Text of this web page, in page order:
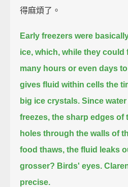
得麻煩了。
Early freezers were
ice, which, while they could
many hours or even days
gives fluid within cells the
big ice crystals. Since
freezes, the sharp edges of
holes through the walls of
food thaws, the fluid leaks
grosser? Birds' eyes.
precise.